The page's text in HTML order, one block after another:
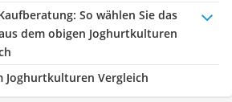
: So wählen Sie das
dem obigen Joghurtkulturen
Joghurtkulturen Vergleich